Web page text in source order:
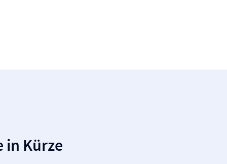
in Kürze